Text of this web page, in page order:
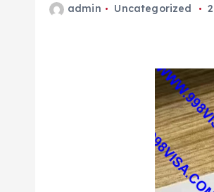
admin Uncategorized